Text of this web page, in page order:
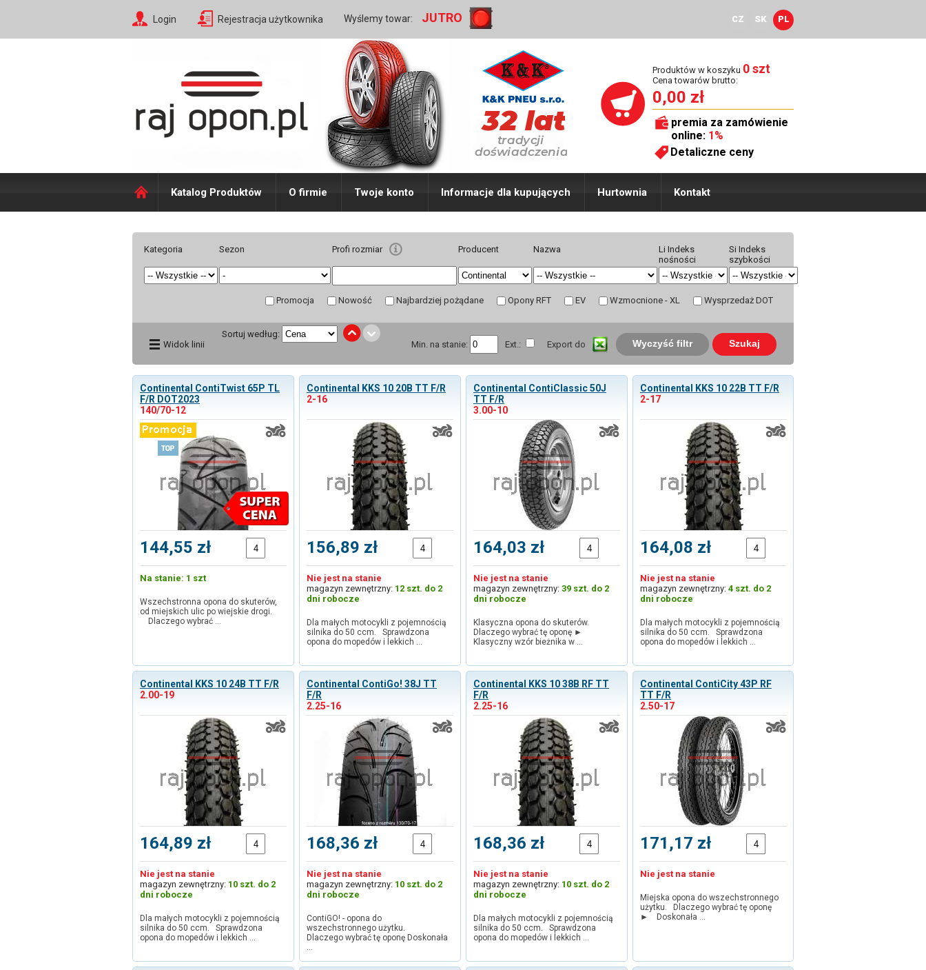
Login Rejestracja użytkownika Wyślemy towar: JUTRO CZ SK PL
Produktów w koszyku 0 szt
Cena towarów brutto:
0,00 zł
premia za zamówienie
online: 1%
Detaliczne ceny
Katalog Produktów O firmie Twoje konto Informacje dla kupujących Hurtownia Kontakt
Kategoria Sezon Profi rozmiar Producent Nazwa
Li Indeks
nośności
Si Indeks
szybkości
Promocja Nowość Najbardziej pożądane Opony RFT EV Wzmocnione - XL Wysprzedaż DOT
Szukaj
Wyczyść filtr
Export do
Ext.:
Min. na stanie:
Widok linii
Sortuj według:
Continental ContiTwist 65P TL
F/R DOT2023
140/70-12
144,55 zł
Na stanie: 1 szt
Wszechstronna opona do skuterów,
od miejskich ulic po wiejskie drogi.
Dlaczego wybrać …
Continental KKS 10 20B TT F/R
2-16
156,89 zł
Nie jest na stanie
magazyn zewnętrzny: 12 szt. do 2
dni robocze
Dla małych motocykli z pojemnością
silnika do 50 ccm. Sprawdzona
opona do mopedów i lekkich …
Continental ContiClassic 50J
TT F/R
3.00-10
164,03 zł
Nie jest na stanie
magazyn zewnętrzny: 39 szt. do 2
dni robocze
Klasyczna opona do skuterów.
Dlaczego wybrać tę oponę ►
Klasyczny wzór bieżnika w …
Continental KKS 10 22B TT F/R
2-17
164,08 zł
Nie jest na stanie
magazyn zewnętrzny: 4 szt. do 2
dni robocze
Dla małych motocykli z pojemnością
silnika do 50 ccm. Sprawdzona
opona do mopedów i lekkich …
Continental KKS 10 24B TT F/R
2.00-19
164,89 zł
Nie jest na stanie
magazyn zewnętrzny: 10 szt. do 2
dni robocze
Dla małych motocykli z pojemnością
silnika do 50 ccm. Sprawdzona
opona do mopedów i lekkich …
Continental ContiGo! 38J TT
F/R
2.25-16
168,36 zł
Nie jest na stanie
magazyn zewnętrzny: 10 szt. do 2
dni robocze
ContiGO! - opona do
wszechstronnego użytku.
Dlaczego wybrać tę oponę Doskonała
…
Continental KKS 10 38B RF TT
F/R
2.25-16
168,36 zł
Nie jest na stanie
magazyn zewnętrzny: 10 szt. do 2
dni robocze
Dla małych motocykli z pojemnością
silnika do 50 ccm. Sprawdzona
opona do mopedów i lekkich …
Continental ContiCity 43P RF
TT F/R
2.50-17
171,17 zł
Nie jest na stanie
Miejska opona do wszechstronnego
użytku. Dlaczego wybrać tę oponę
► Doskonała …